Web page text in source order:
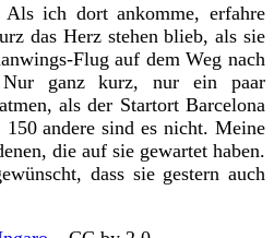
ich dort ankomme, erfahre
das Herz stehen blieb, als sie
Flug auf dem Weg nach
Nur ganz kurz, nur ein paar
als der Startort Barcelona
andere sind es nicht. Meine
die auf sie gewartet haben.
dass sie gestern auch